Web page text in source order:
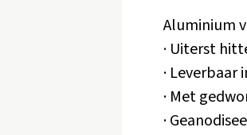
Aluminium
· Uiterst
·
· Met
·